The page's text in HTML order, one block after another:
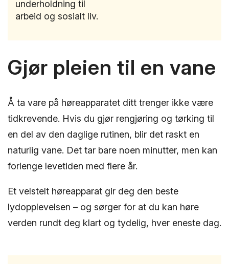
underholdning til
arbeid og sosialt liv.
Gjør pleien til en vane
Å ta vare på høreapparatet ditt trenger ikke være
tidkrevende. Hvis du gjør rengjøring og tørking til
en del av den daglige rutinen, blir det raskt en
naturlig vane. Det tar bare noen minutter, men kan
forlenge levetiden med flere år.
Et velstelt høreapparat gir deg den beste
lydopplevelsen – og sørger for at du kan høre
verden rundt deg klart og tydelig, hver eneste dag.